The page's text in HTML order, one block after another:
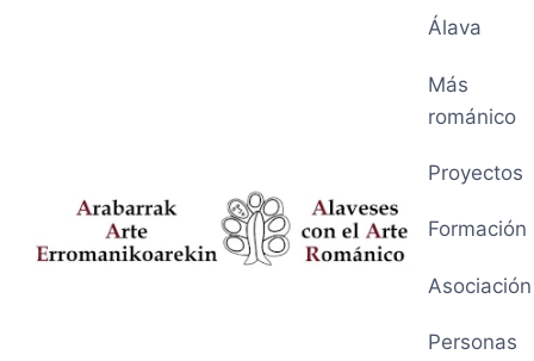
Álava
Más
románico
Proyectos
Formación
Asociación
Personas